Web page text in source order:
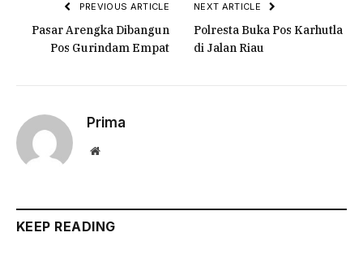
PREVIOUS ARTICLE
Pasar Arengka Dibangun
Pos Gurindam Empat
NEXT ARTICLE
Polresta Buka Pos Karhutla
di Jalan Riau
Prima
Website
KEEP READING